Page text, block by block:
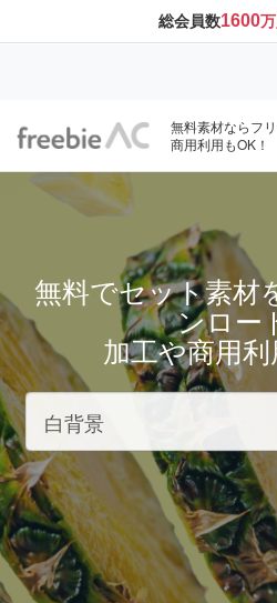
総会員数1600
無料素材ならフ
商用利用もOK！
無料でセット素材
ンロー
加工や商用